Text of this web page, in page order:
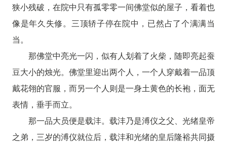
狭小残破，在院中只有孤零零一间佛堂似的屋子，看着也
像是年久失修。三顶轿子停在院中，已然占了个满满当
当。
那佛堂中亮光一闪，似有人划着了火柴，随即亮起蚕
豆大小的烛光。佛堂里迎出两个人，一个人穿戴着一品顶
戴花翎的官服，而另一个人则是一身土黄色的长袍，面无
表情，垂手而立。
那一品大员便是载沣。载沣乃是溥仪之父、光绪皇帝
之弟，三岁的溥仪就位后，载沣和光绪的皇后隆裕共同摄